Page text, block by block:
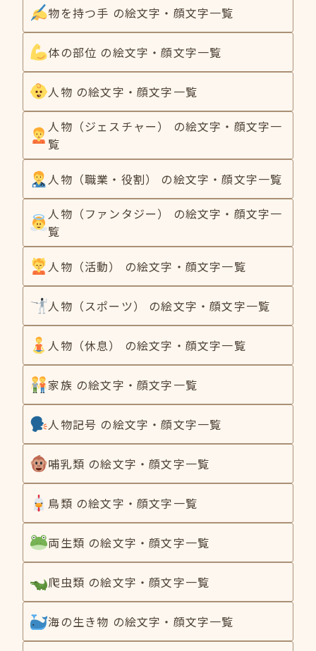
物を持つ手 の絵文字・顔文字一覧
体の部位 の絵文字・顔文字一覧
人物 の絵文字・顔文字一覧
人物（ジェスチャー） の絵文字・顔文字一
覧
人物（職業・役割） の絵文字・顔文字一覧
人物（ファンタジー） の絵文字・顔文字一
覧
人物（活動） の絵文字・顔文字一覧
人物（スポーツ） の絵文字・顔文字一覧
人物（休息） の絵文字・顔文字一覧
家族 の絵文字・顔文字一覧
人物記号 の絵文字・顔文字一覧
哺乳類 の絵文字・顔文字一覧
鳥類 の絵文字・顔文字一覧
両生類 の絵文字・顔文字一覧
爬虫類 の絵文字・顔文字一覧
海の生き物 の絵文字・顔文字一覧